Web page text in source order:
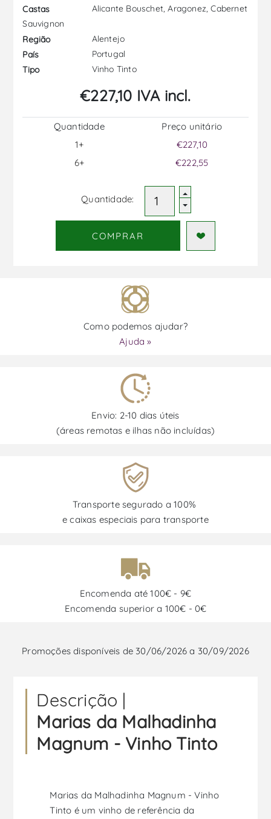
Castas
Alicante Bouschet, Aragonez, Cabernet
Sauvignon
Região
Alentejo
País
Portugal
Tipo
Vinho Tinto
€227,10 IVA incl.
Quantidade
1+
6+
Preço unitário
€227,10
€222,55
Quantidade:
COMPRAR
Como podemos ajudar?
Ajuda »
Envio: 2-10 dias úteis
(áreas remotas e ilhas não incluídas)
Transporte segurado a 100%
e caixas especiais para transporte
Encomenda até 100€ - 9€
Encomenda superior a 100€ - 0€
Promoções disponíveis de 30/06/2026 a 30/09/2026
Descrição |
Marias da Malhadinha
Magnum - Vinho Tinto
Marias da Malhadinha Magnum - Vinho
Tinto é um vinho de referência da